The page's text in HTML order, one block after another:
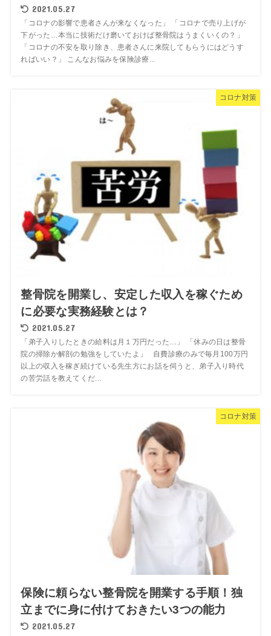
2021.05.27
「コロナの影響で患者さんが来なくなった」 「コロナで売り上げが
下がった…本当に技術だけ磨いておけば整骨院はうまくいくの？」
「コロナの不安を取り除き、患者さんに来院してもらうにはどうす
ればいい？」 こんなお悩みを保険診療...
コロナ対策
整骨院を開業し、安定した収入を稼ぐため
に必要な実務経験とは？
2021.05.27
「弟子入りしたときの給料は月１万円だった…」 「休みの日は整骨
院の掃除か解剖の勉強をしていたよ」 自費診療のみで毎月100万円
以上の収入を稼ぎ続けている先生方にお話を伺うと、弟子入り時代
の苦労話を教えてくだ...
コロナ対策
保険に頼らない整骨院を開業する手順！独
立までに身に付けておきたい3つの能力
2021.05.27